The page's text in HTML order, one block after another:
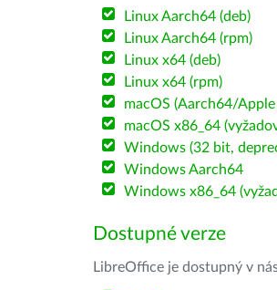
Linux Aarch64 (deb)
Linux Aarch64 (rpm)
Linux x64 (deb)
Linux x64 (rpm)
macOS (Aarch64/
macOS x86_64
Windows (32 bit,
Windows Aarch64
Windows x86_64
Dostupné verze
LibreOffice je dostupný v